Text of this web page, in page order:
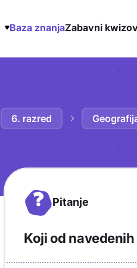
Baza znanjaZabavni
6. razred
? Pitanje
Koji od